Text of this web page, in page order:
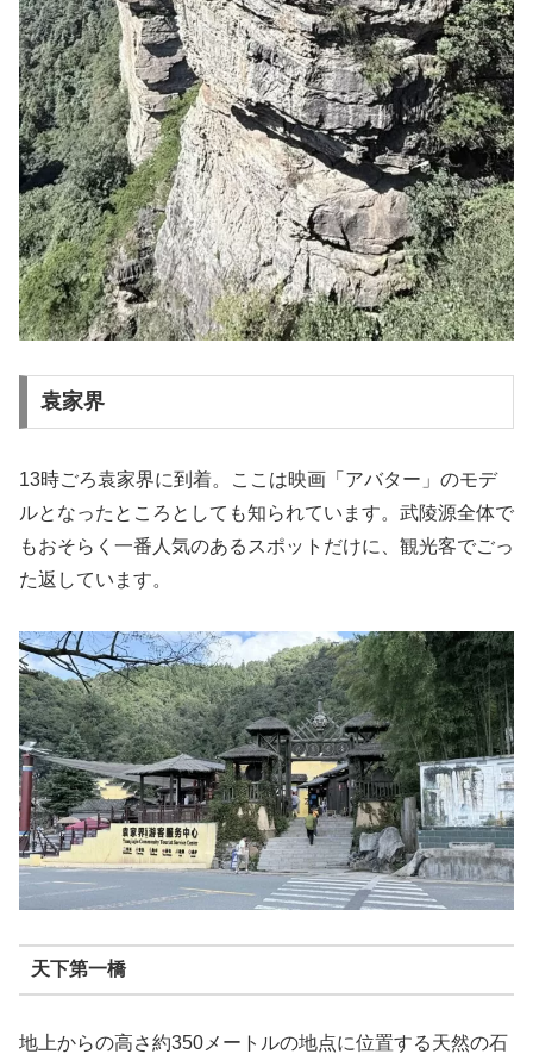
袁家界
13時ごろ袁家界に到着。ここは映画「アバター」のモデ
ルとなったところとしても知られています。武陵源全体で
もおそらく一番人気のあるスポットだけに、観光客でごっ
た返しています。
天下第一橋
地上からの高さ約350メートルの地点に位置する天然の石